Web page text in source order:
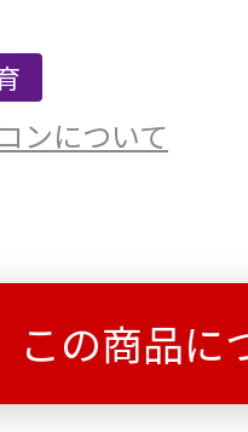
ンについて
この商品に